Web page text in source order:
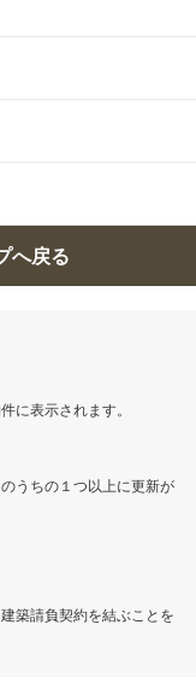
へ戻る
に表示されます。
うちの１つ以上に更新が
築請負契約を結ぶことを